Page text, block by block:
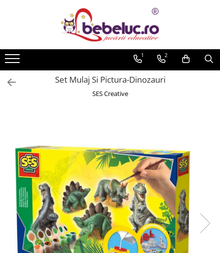
Toate Produsele
Jucarii pe varste
Jucarii educative
Set constructie copii
Organele Corpului Uman
Roboti de jucarie
Jucarii Creativitate
Lucru manual copii
Plastilina
Seturi de desen
Seturi de pictura pentru copii
Tatuaje Copii
1 2
Set Mulaj Si Pictura-Dinozauri
SES Creative